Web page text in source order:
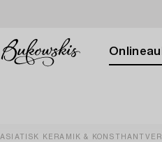
ASIATISK KERAMIK &